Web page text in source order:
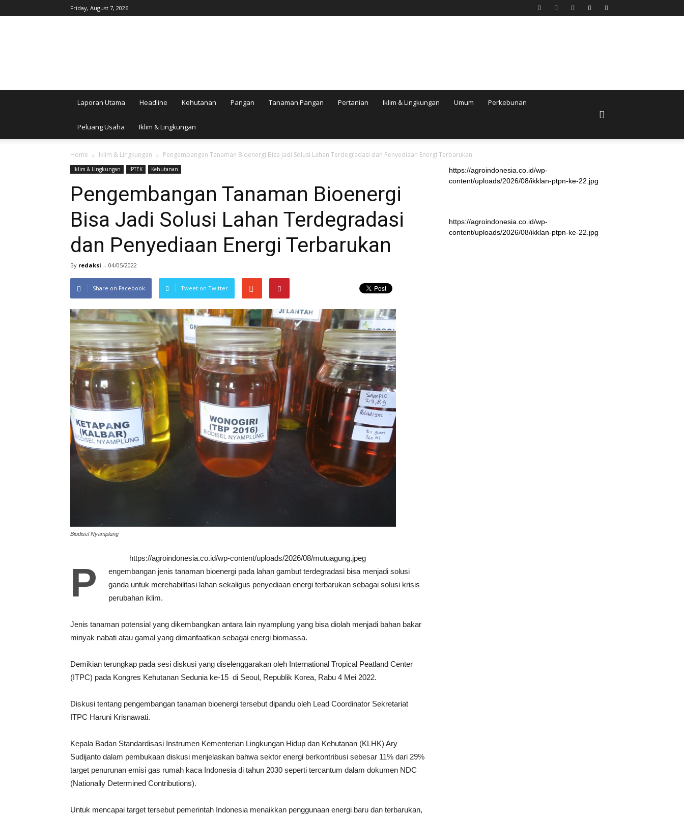
Friday, August 7, 2026
Laporan Utama Headline Kehutanan Pangan Tanaman Pangan Pertanian Iklim & Lingkungan Umum Perkebunan
Peluang Usaha Iklim & Lingkungan
Home Iklim & Lingkungan Pengembangan Tanaman Bioenergi Bisa Jadi Solusi Lahan Terdegradasi dan Penyediaan Energi Terbarukan
Iklim & Lingkungan IPTEK Kehutanan
Pengembangan Tanaman Bioenergi
Bisa Jadi Solusi Lahan Terdegradasi
dan Penyediaan Energi Terbarukan
By redaksi - 04/05/2022
Share on Facebook Tweet on Twitter
Biodisel Nyamplung
https://agroindonesia.co.id/wp-content/uploads/2026/08/mutuagung.jpeg
P
engembangan jenis tanaman bioenergi pada lahan gambut terdegradasi bisa menjadi solusi
ganda untuk merehabilitasi lahan sekaligus penyediaan energi terbarukan sebagai solusi krisis
perubahan iklim.
Jenis tanaman potensial yang dikembangkan antara lain nyamplung yang bisa diolah menjadi bahan bakar
minyak nabati atau gamal yang dimanfaatkan sebagai energi biomassa.
Demikian terungkap pada sesi diskusi yang diselenggarakan oleh International Tropical Peatland Center
(ITPC) pada Kongres Kehutanan Sedunia ke-15 di Seoul, Republik Korea, Rabu 4 Mei 2022.
Diskusi tentang pengembangan tanaman bioenergi tersebut dipandu oleh Lead Coordinator Sekretariat
ITPC Haruni Krisnawati.
Kepala Badan Standardisasi Instrumen Kementerian Lingkungan Hidup dan Kehutanan (KLHK) Ary
Sudijanto dalam pembukaan diskusi menjelaskan bahwa sektor energi berkontribusi sebesar 11% dari 29%
target penurunan emisi gas rumah kaca Indonesia di tahun 2030 seperti tercantum dalam dokumen NDC
(Nationally Determined Contributions).
Untuk mencapai target tersebut pemerintah Indonesia menaikkan penggunaan energi baru dan terbarukan,
https://agroindonesia.co.id/wp-
content/uploads/2026/08/ikklan-ptpn-ke-22.jpg
https://agroindonesia.co.id/wp-
content/uploads/2026/08/ikklan-ptpn-ke-22.jpg